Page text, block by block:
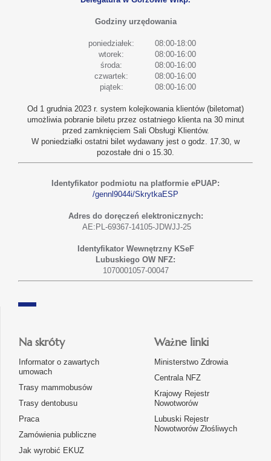
Godziny urzędowania
poniedziałek:
08:00-18:00
wtorek:
08:00-16:00
środa:
08:00-16:00
czwartek:
08:00-16:00
piątek:
08:00-16:00
Od 1 grudnia 2023 r. system kolejkowania klientów (biletomat)
umożliwia pobranie biletu przez ostatniego klienta na 30 minut
przed zamknięciem Sali Obsługi Klientów.
W poniedziałki ostatni bilet wydawany jest o godz. 17.30, w
pozostałe dni o 15.30.
Identyfikator podmiotu na platformie ePUAP:
/gennl9044i/SkrytkaESP
Adres do doręczeń elektronicznych:
AE:PL-69367-14105-JDWJJ-25
Identyfikator Wewnętrzny KSeF
Lubuskiego OW NFZ:
1070001057-00047
Na skróty
Informator o zawartych
umowach
Trasy mammobusów
Trasy dentobusu
Praca
Zamówienia publiczne
Jak wyrobić EKUZ
Ważne linki
Ministerstwo Zdrowia
Centrala NFZ
Krajowy Rejestr
Nowotworów
Lubuski Rejestr
Nowotworów Złośliwych